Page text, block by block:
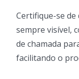
Certifique-se
sempre visível,
de chamada
facilitando o